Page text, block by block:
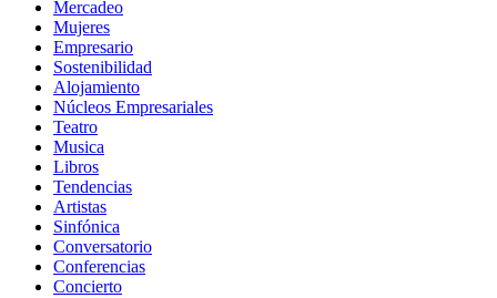
Mercadeo
Mujeres
Empresario
Sostenibilidad
Alojamiento
Núcleos Empresariales
Teatro
Musica
Libros
Tendencias
Artistas
Sinfónica
Conversatorio
Conferencias
Concierto